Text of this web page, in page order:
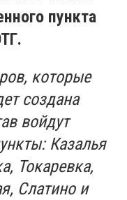
пункта
которые
создана
войдут
Казалья
Токаревка,
Слатино и